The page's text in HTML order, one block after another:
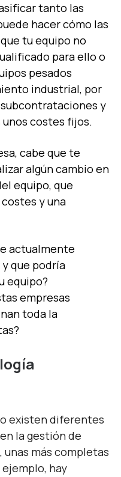
tanto las
hacer cómo las
tu equipo no
para ello o
pesados
industrial, por
y
costes fijos.
cabe que te
algún cambio en
equipo, que
y una
actualmente
que podría
equipo?
empresas
toda la
existen diferentes
la gestión de
unas más completas
ejemplo, hay